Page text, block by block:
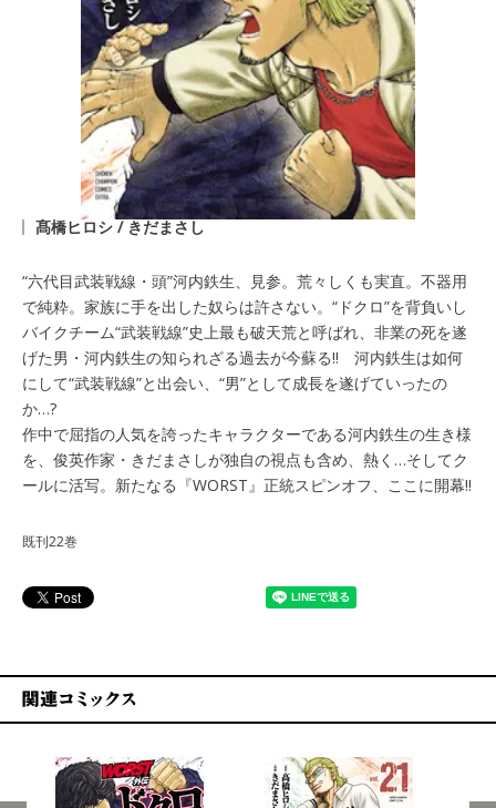
髙橋ヒロシ / きだまさし
“六代目武装戦線・頭”河内鉄生、見参。荒々しくも実直。不器用
で純粋。家族に手を出した奴らは許さない。“ドクロ”を背負いし
バイクチーム“武装戦線”史上最も破天荒と呼ばれ、非業の死を遂
げた男・河内鉄生の知られざる過去が今蘇る!! 河内鉄生は如何
にして“武装戦線”と出会い、“男”として成長を遂げていったの
か…?
作中で屈指の人気を誇ったキャラクターである河内鉄生の生き様
を、俊英作家・きだまさしが独自の視点も含め、熱く…そしてク
ールに活写。新たなる『WORST』正統スピンオフ、ここに開幕!!
既刊22巻